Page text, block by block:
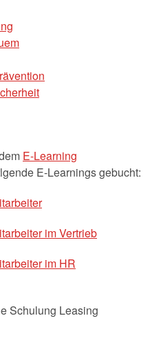
E-Learning
E-Learnings gebucht:
im Vertrieb
im HR
Schulung Leasing